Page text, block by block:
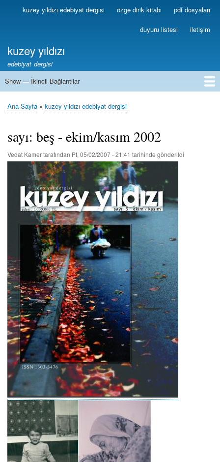
Ana
içeriğe
Birincilkuzey yıldızı edebiyat dergisi özge dirik kitabı pdf dosyaları
duyuru listesi iletişim
kuzey yıldızı
edebiyat dergisi
İkincil
Show — İkincil Bağlantılar
1
2
3
4
5
6
7
8
9
10
11
12
13
Sayfa
Ana Sayfa kuzey yıldızı edebiyat dergisi
sayı: beş - ekim/kasım 2002
Vedat Kamertarafından Pt, 05/02/2007 - 21:41 tarihinde gönderildi